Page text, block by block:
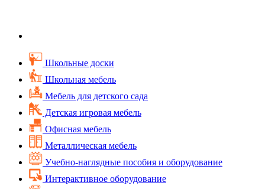
Школьные доски
Школьная мебель
Мебель для детского сада
Детская игровая мебель
Офисная мебель
Металлическая мебель
Учебно-наглядные пособия и оборудование
Интерактивное оборудование